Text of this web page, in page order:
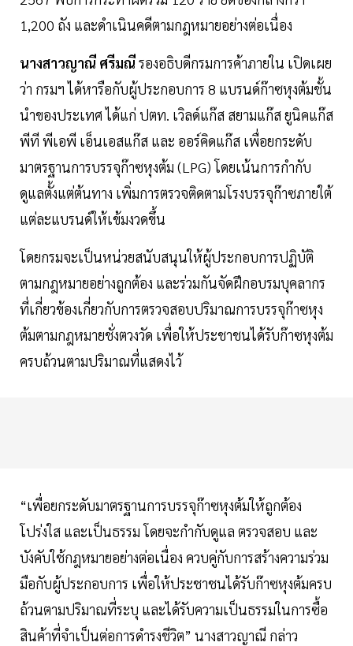
1,200 ถัง และดำเนินคดีตามกฎหมายอย่างต่อเนื่อง
นางสาวญาณี ศรีมณีรองอธิบดีกรมการค้าภายใน เปิดเผย
ว่า กรมฯ ได้หารือกับผู้ประกอบการ 8 แบรนด์ก๊าซหุงต้มชั้น
นำของประเทศ ได้แก่ ปตท. เวิลด์แก๊ส สยามแก๊ส ยูนิคแก๊ส
พีที พีเอพี เอ็นเอสแก๊ส และ ออร์คิดแก๊ส เพื่อยกระดับ
มาตรฐานการบรรจุก๊าซหุงต้ม (LPG) โดยเน้นการกำกับ
ดูแลตั้งแต่ต้นทาง เพิ่มการตรวจติดตามโรงบรรจุก๊าซภายใต้
แต่ละแบรนด์ให้เข้มงวดขึ้น
โดยกรมจะเป็นหน่วยสนับสนุนให้ผู้ประกอบการปฏิบัติ
ตามกฎหมายอย่างถูกต้อง และร่วมกันจัดฝึกอบรมบุคลากร
ที่เกี่ยวข้องเกี่ยวกับการตรวจสอบปริมาณการบรรจุก๊าซหุง
ต้มตามกฎหมายชั่งตวงวัด เพื่อให้ประชาชนได้รับก๊าซหุงต้ม
ครบถ้วนตามปริมาณที่แสดงไว้
“เพื่อยกระดับมาตรฐานการบรรจุก๊าซหุงต้มให้ถูกต้อง
โปร่งใส และเป็นธรรม โดยจะกำกับดูแล ตรวจสอบ และ
บังคับใช้กฎหมายอย่างต่อเนื่อง ควบคู่กับการสร้างความร่วม
มือกับผู้ประกอบการ เพื่อให้ประชาชนได้รับก๊าซหุงต้มครบ
ถ้วนตามปริมาณที่ระบุ และได้รับความเป็นธรรมในการซื้อ
สินค้าที่จำเป็นต่อการดำรงชีวิต” นางสาวญาณี กล่าว